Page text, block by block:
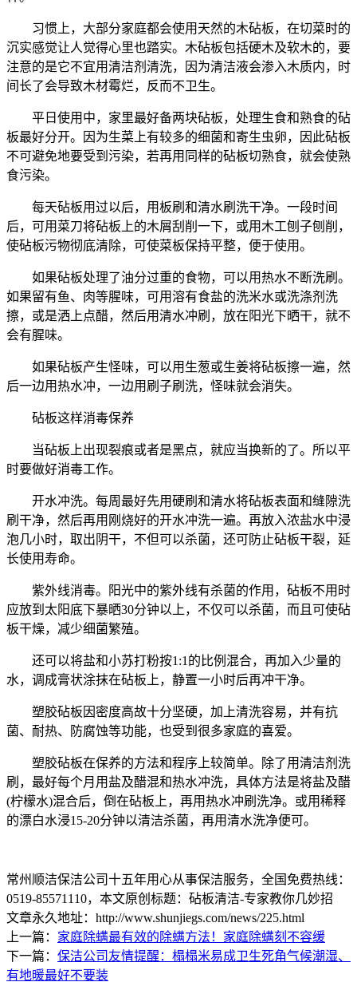
习惯上，大部分家庭都会使用天然的木砧板，在切菜时的
沉实感觉让人觉得心里也踏实。木砧板包括硬木及软木的，要
注意的是它不宜用清洁剂清洗，因为清洁液会渗入木质内，时
间长了会导致木材霉烂，反而不卫生。
平日使用中，家里最好备两块砧板，处理生食和熟食的砧
板最好分开。因为生菜上有较多的细菌和寄生虫卵，因此砧板
不可避免地要受到污染，若再用同样的砧板切熟食，就会使熟
食污染。
每天砧板用过以后，用板刷和清水刷洗干净。一段时间
后，可用菜刀将砧板上的木屑刮削一下，或用木工刨子刨削，
使砧板污物彻底清除，可使菜板保持平整，便于使用。
如果砧板处理了油分过重的食物，可以用热水不断洗刷。
如果留有鱼、肉等腥味，可用溶有食盐的洗米水或洗涤剂洗
擦，或是洒上点醋，然后用清水冲刷，放在阳光下晒干，就不
会有腥味。
如果砧板产生怪味，可以用生葱或生姜将砧板擦一遍，然
后一边用热水冲，一边用刷子刷洗，怪味就会消失。
砧板这样消毒保养
当砧板上出现裂痕或者是黑点，就应当换新的了。所以平
时要做好消毒工作。
开水冲洗。每周最好先用硬刷和清水将砧板表面和缝隙洗
刷干净，然后再用刚烧好的开水冲洗一遍。再放入浓盐水中浸
泡几小时，取出阴干，不但可以杀菌，还可防止砧板干裂，延
长使用寿命。
紫外线消毒。阳光中的紫外线有杀菌的作用，砧板不用时
应放到太阳底下暴晒30分钟以上，不仅可以杀菌，而且可使砧
板干燥，减少细菌繁殖。
还可以将盐和小苏打粉按1:1 的比例混合，再加入少量的
水，调成膏状涂抹在砧板上，静置一小时后再冲干净。
塑胶砧板因密度高故十分坚硬，加上清洗容易，并有抗
菌、耐热、防腐蚀等功能，也受到很多家庭的喜爱。
塑胶砧板在保养的方法和程序上较简单。除了用清洁剂洗
刷，最好每个月用盐及醋混和热水冲洗，具体方法是将盐及醋
(柠檬水)混合后，倒在砧板上，再用热水冲刷洗净。或用稀释
的漂白水浸15-20分钟以清洁杀菌，再用清水洗净便可。
常州顺洁保洁公司十五年用心从事保洁服务，全国免费热线：
0519-85571110，本文原创标题： 砧板清洁-专家教你几妙招
文章永久地址：http://www.shunjiegs.com/news/225.html
上一篇： 家庭除螨最有效的除螨方法！家庭除螨刻不容缓
下一篇： 保洁公司友情提醒：榻榻米易成卫生死角气候潮湿、
有地暖最好不要装